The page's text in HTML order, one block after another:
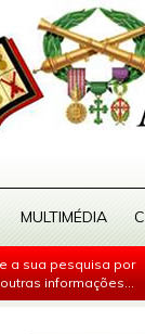
MULTIMÉDIA
a sua pesquisa por
informações...